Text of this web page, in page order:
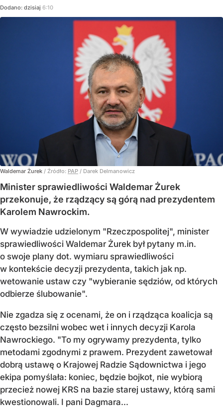
Dodano: dzisiaj 6:10
Waldemar Żurek / Źródło: PAP / Darek Delmanowicz
Minister sprawiedliwości Waldemar Żurek
przekonuje, że rządzący są górą nad prezydentem
Karolem Nawrockim.
W wywiadzie udzielonym "Rzeczpospolitej", minister
sprawiedliwości Waldemar Żurek był pytany m.in.
o swoje plany dot. wymiaru sprawiedliwości
w kontekście decyzji prezydenta, takich jak np.
wetowanie ustaw czy "wybieranie sędziów, od których
odbierze ślubowanie".
Nie zgadza się z ocenami, że on i rządząca koalicja są
często bezsilni wobec wet i innych decyzji Karola
Nawrockiego. "To my ogrywamy prezydenta, tylko
metodami zgodnymi z prawem. Prezydent zawetował
dobrą ustawę o Krajowej Radzie Sądownictwa i jego
ekipa pomyślała: koniec, będzie bojkot, nie wybiorą
przecież nowej KRS na bazie starej ustawy, którą sami
kwestionowali. I pani Dagmara...